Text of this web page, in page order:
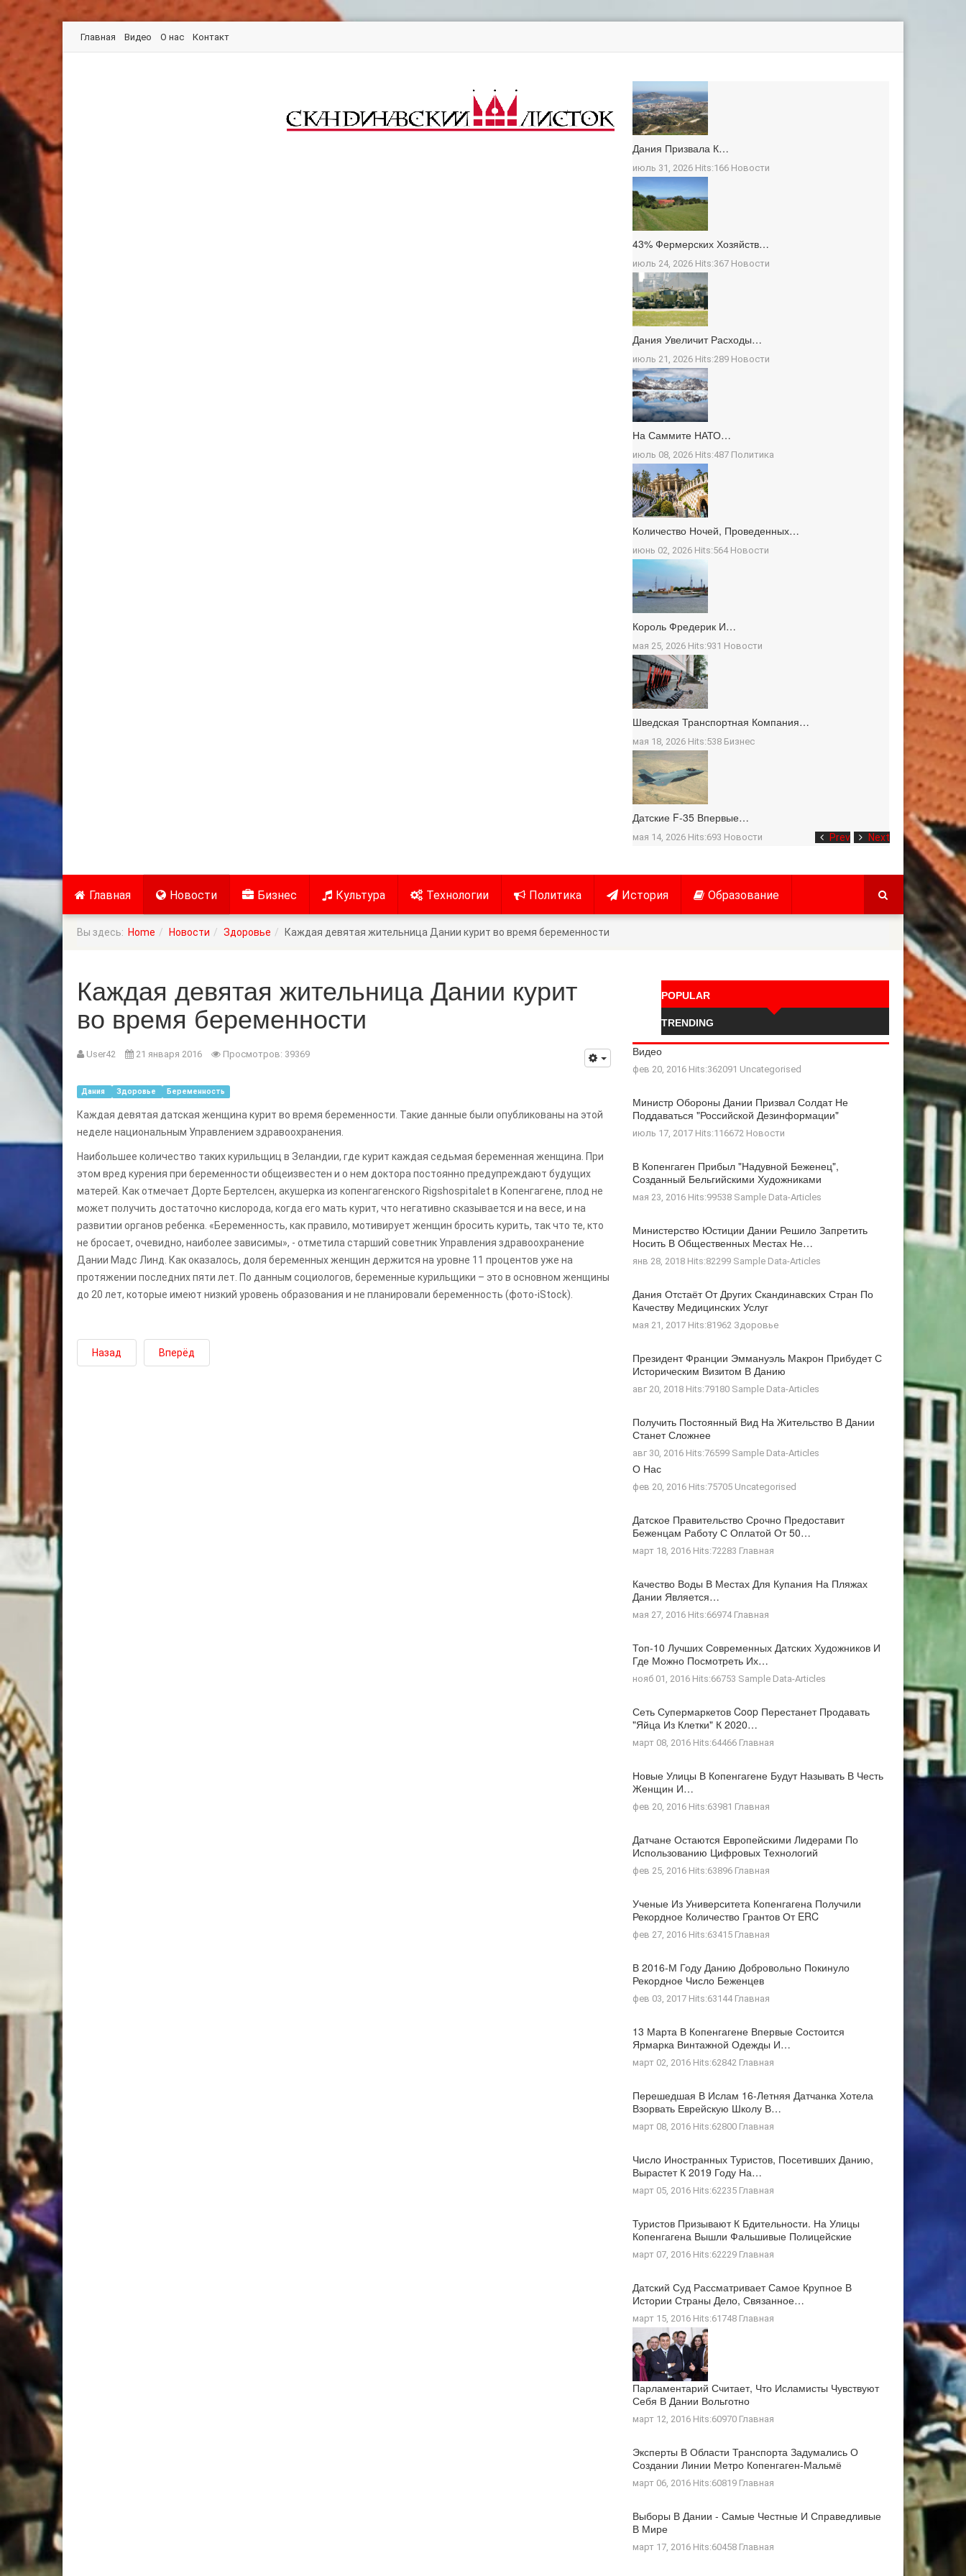
Главная Видео О нас Контакт
Prev Next
Дания Призвала К…
июль 31, 2026 Hits:166 Новости
43% Фермерских Хозяйств…
июль 24, 2026 Hits:367 Новости
Дания Увеличит Расходы…
июль 21, 2026 Hits:289 Новости
На Саммите НАТО…
июль 08, 2026 Hits:487 Политика
Количество Ночей, Проведенных…
июнь 02, 2026 Hits:564 Новости
Король Фредерик И…
мая 25, 2026 Hits:931 Новости
Шведская Транспортная Компания…
мая 18, 2026 Hits:538 Бизнес
Датские F-35 Впервые…
мая 14, 2026 Hits:693 Новости
Главная Новости Бизнес Культура Технологии Политика История Образование
Вы здесь: Home Новости Здоровье Каждая девятая жительница Дании курит во время беременности
Каждая девятая жительница Дании курит
во время беременности
User42 21 января 2016 Просмотров: 39369
Дания Здоровье Беременность
Каждая девятая датская женщина курит во время беременности. Такие данные были опубликованы на этой
неделе национальным Управлением здравоохранения.
Наибольшее количество таких курильщиц в Зеландии, где курит каждая седьмая беременная женщина. При
этом вред курения при беременности общеизвестен и о нем доктора постоянно предупреждают будущих
матерей. Как отмечает Дорте Бертелсен, акушерка из копенгагенского Rigshospitalet в Копенгагене, плод не
может получить достаточно кислорода, когда его мать курит, что негативно сказывается и на весе, и на
развитии органов ребенка. «Беременность, как правило, мотивирует женщин бросить курить, так что те, кто
не бросает, очевидно, наиболее зависимы», - отметила старший советник Управления здравоохранение
Дании Мадс Линд. Как оказалось, доля беременных женщин держится на уровне 11 процентов уже на
протяжении последних пяти лет. По данным социологов, беременные курильщики – это в основном женщины
до 20 лет, которые имеют низкий уровень образования и не планировали беременность (фото-iStock).
Назад Вперёд
POPULAR
TRENDING
Видео
фев 20, 2016 Hits:362091 Uncategorised
Министр Обороны Дании Призвал Солдат Не
Поддаваться "российской Дезинформации"
июль 17, 2017 Hits:116672 Новости
В Копенгаген Прибыл "Надувной Беженец",
Созданный Бельгийскими Художниками
мая 23, 2016 Hits:99538 Sample Data-Articles
Министерство Юстиции Дании Решило Запретить
Носить В Общественных Местах Не…
янв 28, 2018 Hits:82299 Sample Data-Articles
Дания Отстаёт От Других Скандинавских Стран По
Качеству Медицинских Услуг
мая 21, 2017 Hits:81962 Здоровье
Президент Франции Эммануэль Макрон Прибудет С
Историческим Визитом В Данию
авг 20, 2018 Hits:79180 Sample Data-Articles
Получить Постоянный Вид На Жительство В Дании
Станет Сложнее
авг 30, 2016 Hits:76599 Sample Data-Articles
О Нас
фев 20, 2016 Hits:75705 Uncategorised
Датское Правительство Срочно Предоставит
Беженцам Работу С Оплатой От 50…
март 18, 2016 Hits:72283 Главная
Качество Воды В Местах Для Купания На Пляжах
Дании Является…
мая 27, 2016 Hits:66974 Главная
Топ-10 Лучших Современных Датских Художников И
Где Можно Посмотреть Их…
нояб 01, 2016 Hits:66753 Sample Data-Articles
Сеть Супермаркетов Coop Перестанет Продавать
"яйца Из Клетки" К 2020…
март 08, 2016 Hits:64466 Главная
Новые Улицы В Копенгагене Будут Называть В Честь
Женщин И…
фев 20, 2016 Hits:63981 Главная
Датчане Остаются Европейскими Лидерами По
Использованию Цифровых Технологий
фев 25, 2016 Hits:63896 Главная
Ученые Из Университета Копенгагена Получили
Рекордное Количество Грантов От ERC
фев 27, 2016 Hits:63415 Главная
В 2016-М Году Данию Добровольно Покинуло
Рекордное Число Беженцев
фев 03, 2017 Hits:63144 Главная
13 Марта В Копенгагене Впервые Состоится
Ярмарка Винтажной Одежды И…
март 02, 2016 Hits:62842 Главная
Перешедшая В Ислам 16-Летняя Датчанка Хотела
Взорвать Еврейскую Школу В…
март 08, 2016 Hits:62800 Главная
Число Иностранных Туристов, Посетивших Данию,
Вырастет К 2019 Году На…
март 05, 2016 Hits:62235 Главная
Туристов Призывают К Бдительности. На Улицы
Копенгагена Вышли Фальшивые Полицейские
март 07, 2016 Hits:62229 Главная
Датский Суд Рассматривает Самое Крупное В
Истории Страны Дело, Связанное…
март 15, 2016 Hits:61748 Главная
Парламентарий Считает, Что Исламисты Чувствуют
Себя В Дании Вольготно
март 12, 2016 Hits:60970 Главная
Эксперты В Области Транспорта Задумались О
Создании Линии Метро Копенгаген-Мальмё
март 06, 2016 Hits:60819 Главная
Выборы В Дании - Самые Честные И Справедливые
В Мире
март 17, 2016 Hits:60458 Главная